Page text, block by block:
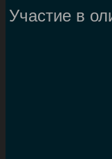
Участие в